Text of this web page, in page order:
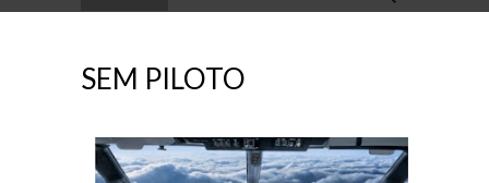
for:
SEM PILOTO